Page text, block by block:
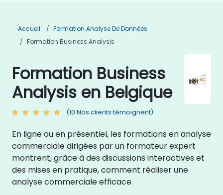
Accueil
Formation Analyse De Données
Formation Business Analysis
Formation Business
Analysis en Belgique
(10 Nos clients témoignent)
En ligne ou en présentiel, les formations en analyse
commerciale dirigées par un formateur expert
montrent, grâce à des discussions interactives et
des mises en pratique, comment réaliser une
analyse commerciale efficace.